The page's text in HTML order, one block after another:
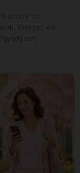
τα
έλεγχος και
στη